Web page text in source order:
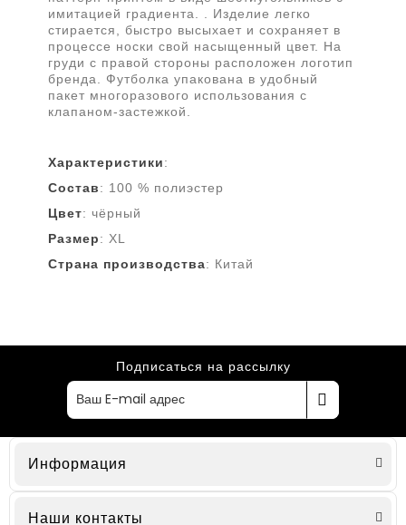
имитацией градиента. . Изделие легко
стирается, быстро высыхает и сохраняет в
процессе носки свой насыщенный цвет. На
груди с правой стороны расположен логотип
бренда. Футболка упакована в удобный
пакет многоразового использования с
клапаном-застежкой.
Характеристики:
Состав: 100 % полиэстер
Цвет: чёрный
Размер: XL
Страна производства: Китай
Подписаться на рассылку
Информация
Наши контакты